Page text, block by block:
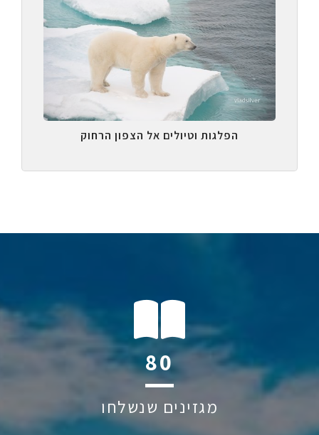
הפלגות וטיולים אל הצפון הרחוק
117
מגזינים שנשלחו